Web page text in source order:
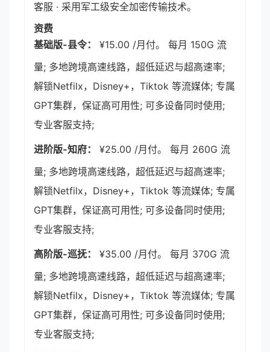
客服 · 采用军工级安全加密传输技术。
资费
基础版-县令：
¥15.00 /月付。 每月 150G 流
量; 多地跨境高速线路，超低延迟与超高速率;
解锁Netfilx，Disney+，Tiktok 等流媒体; 专属
GPT集群，保证高可用性; 可多设备同时使用;
专业客服支持;
进阶版-知府：
¥25.00 /月付。 每月 260G 流
量; 多地跨境高速线路，超低延迟与超高速率;
解锁Netfilx，Disney+，Tiktok 等流媒体; 专属
GPT集群，保证高可用性; 可多设备同时使用;
专业客服支持;
高阶版-巡抚：
¥35.00 /月付。 每月 370G 流
量; 多地跨境高速线路，超低延迟与超高速率;
解锁Netfilx，Disney+，Tiktok 等流媒体; 专属
GPT集群，保证高可用性; 可多设备同时使用;
专业客服支持;